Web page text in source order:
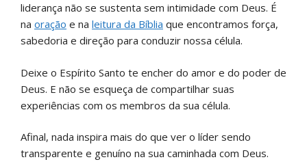
liderança não se sustenta sem intimidade com Deus. É
na oração e na leitura da Bíblia que encontramos força,
sabedoria e direção para conduzir nossa célula.
Deixe o Espírito Santo te encher do amor e do poder de
Deus. E não se esqueça de compartilhar suas
experiências com os membros da sua célula.
Afinal, nada inspira mais do que ver o líder sendo
transparente e genuíno na sua caminhada com Deus.